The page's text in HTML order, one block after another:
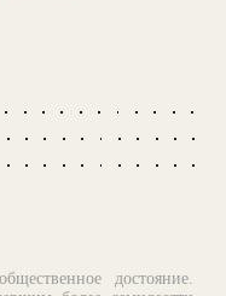
достояние.